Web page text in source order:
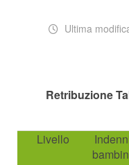
Ultima
Retribuzione
Livello